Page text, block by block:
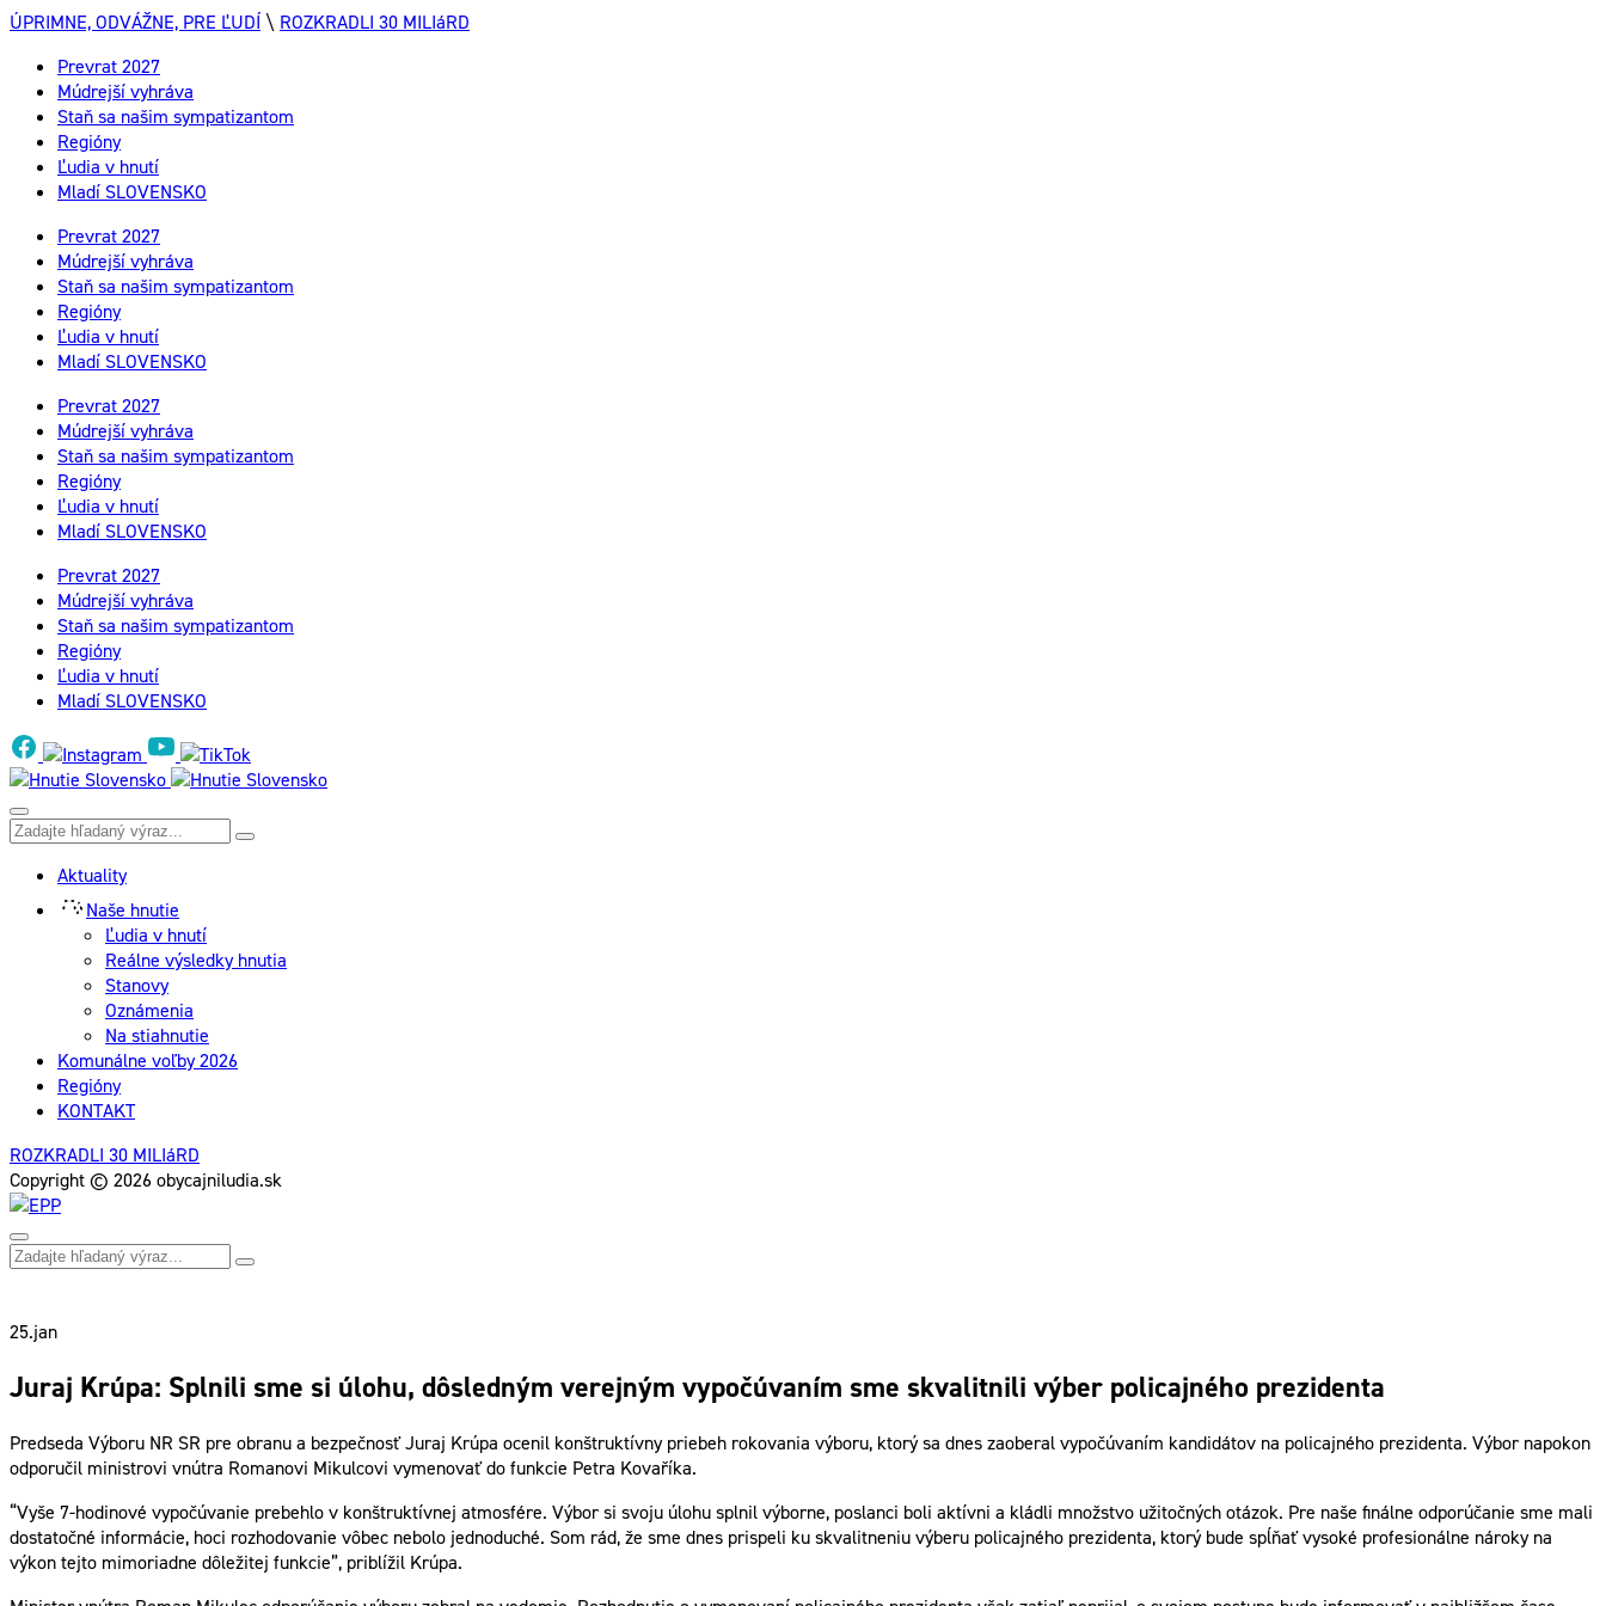
ÚPRIMNE, ODVÁŽNE, PRE ĽUDÍ \ ROZKRADLI 30 MILIáRD
Prevrat 2027
Múdrejší vyhráva
Staň sa našim sympatizantom
Regióny
Ľudia v hnutí
Mladí SLOVENSKO
Prevrat 2027
Múdrejší vyhráva
Staň sa našim sympatizantom
Regióny
Ľudia v hnutí
Mladí SLOVENSKO
Prevrat 2027
Múdrejší vyhráva
Staň sa našim sympatizantom
Regióny
Ľudia v hnutí
Mladí SLOVENSKO
Prevrat 2027
Múdrejší vyhráva
Staň sa našim sympatizantom
Regióny
Ľudia v hnutí
Mladí SLOVENSKO
Aktuality
Naše hnutie
Ľudia v hnutí
Reálne výsledky hnutia
Stanovy
Oznámenia
Na stiahnutie
Komunálne voľby 2026
Regióny
KONTAKT
ROZKRADLI 30 MILIáRD
Copyright © 2026 obycajniludia.sk
25.jan
Juraj Krúpa: Splnili sme si úlohu, dôsledným verejným vypočúvaním sme skvalitnili výber policajného prezidenta
Predseda Výboru NR SR pre obranu a bezpečnosť Juraj Krúpa ocenil konštruktívny priebeh rokovania výboru, ktorý sa dnes zaoberal vypočúvaním kandidátov na policajného prezidenta. Výbor napokon
odporučil ministrovi vnútra Romanovi Mikulcovi vymenovať do funkcie Petra Kovaříka.
“Vyše 7-hodinové vypočúvanie prebehlo v konštruktívnej atmosfére. Výbor si svoju úlohu splnil výborne, poslanci boli aktívni a kládli množstvo užitočných otázok. Pre naše finálne odporúčanie sme mali
dostatočné informácie, hoci rozhodovanie vôbec nebolo jednoduché. Som rád, že sme dnes prispeli ku skvalitneniu výberu policajného prezidenta, ktorý bude spĺňať vysoké profesionálne nároky na
výkon tejto mimoriadne dôležitej funkcie”, priblížil Krúpa.